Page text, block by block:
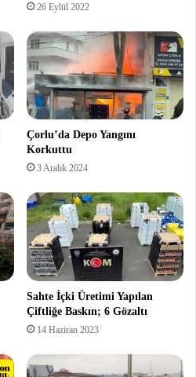
26 Eylül 2022
Çorlu’da Depo Yangını
Korkuttu
3 Aralık 2024
Sahte İçki Üretimi Yapılan
Çiftliğe Baskın; 6 Gözaltı
14 Haziran 2023